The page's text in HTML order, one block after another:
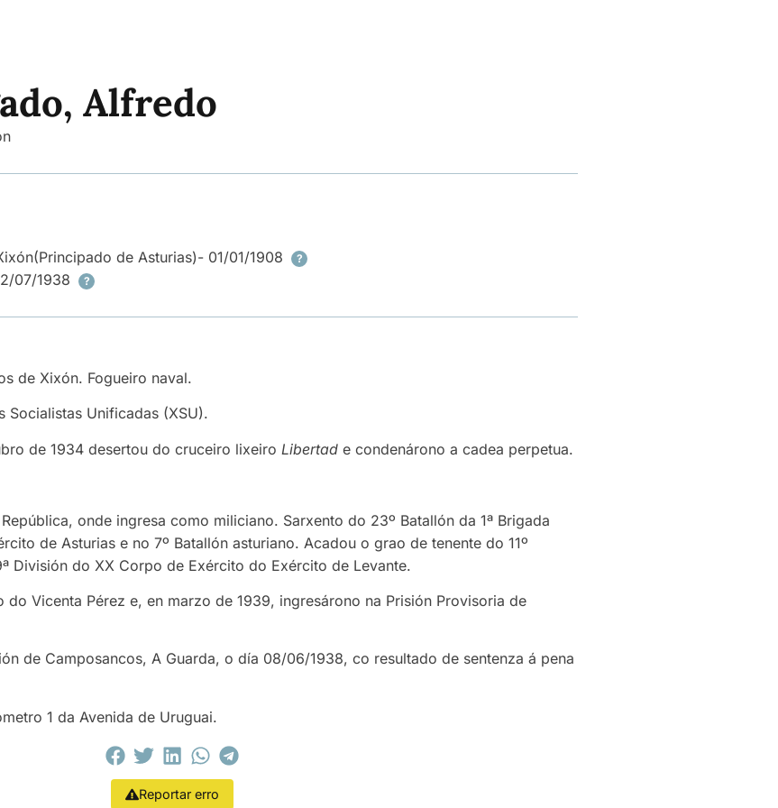
Alfredo
(Principado de Asturias)- 01/01/1908 ?
07/1938 ?
de Xixón. Fogueiro naval.
Socialistas Unificadas (XSU).
de 1934 desertou do cruceiro lixeiro Libertad e condenárono a cadea perpetua.
onde ingresa como miliciano. Sarxento do 23º Batallón da 1ª Brigada
de Asturias e no 7º Batallón asturiano. Acadou o grao de tenente do 11º
División do XX Corpo de Exército do Exército de Levante.
Vicenta Pérez e, en marzo de 1939, ingresárono na Prisión Provisoria de
de Camposancos, A Guarda, o día 08/06/1938, co resultado de sentenza á pena
1 da Avenida de Uruguai.
Reportar erro